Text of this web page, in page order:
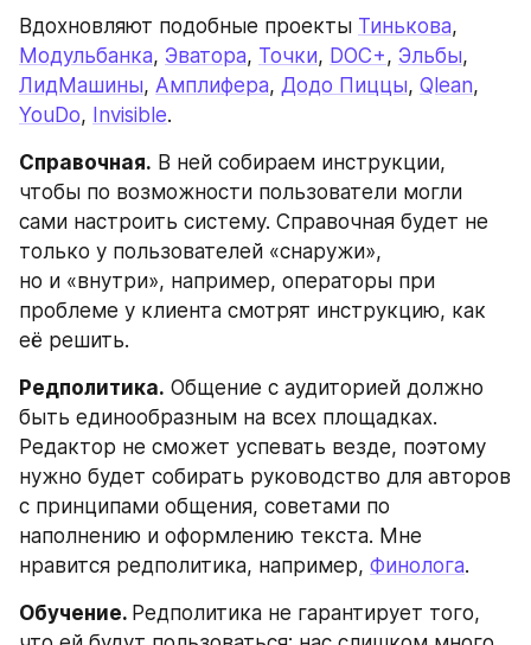
Вдохновляют подобные проекты Тинькова
Модульбанка, Эватора, Точки, DOC+, Эльбы
ЛидМашины, Амплифера, Додо Пиццы, Qlean
YouDo, Invisible.
Справочная. В ней собираем инструкции,
чтобы по возможности пользователи могли
сами настроить систему. Справочная будет не
только у пользователей «снаружи»,
но и «внутри», например, операторы при
проблеме у клиента смотрят инструкцию, как
её решить.
Редполитика. Общение с аудиторией должно
быть единообразным на всех площадках.
Редактор не сможет успевать везде, поэтому
нужно будет собирать руководство для авторов
с принципами общения, советами по
наполнению и оформлению текста. Мне
нравится редполитика, например, Финолога.
Обучение. Редполитика не гарантирует того,